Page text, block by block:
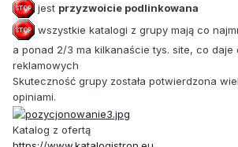
jest przyzwoicie podlinkowana
wszystkie katalogi z grupy mają co
a ponad 2/3 ma kilkanaście tys. site, co daje
reklamowych
Skuteczność grupy została potwierdzona
opiniami.
Katalog z ofertą